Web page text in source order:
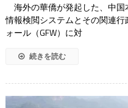
海外の華僑が発起した、中
情報検閲システムとその関連
ォール（GFW）に対
続きを読む